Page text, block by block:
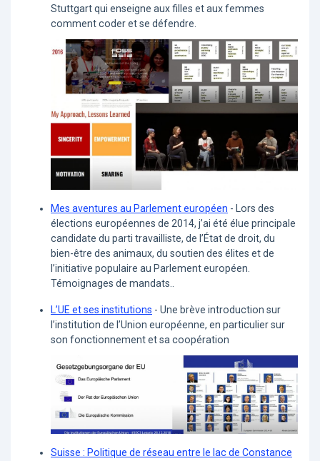
Stuttgart qui enseigne aux filles et aux femmes
comment coder et se défendre.
Mes aventures au Parlement européen - Lors des
élections européennes de 2014, j’ai été élue principale
candidate du parti travailliste, de l’État de droit, du
bien-être des animaux, du soutien des élites et de
l’initiative populaire au Parlement européen.
Témoignages de mandats..
L’UE et ses institutions - Une brève introduction sur
l’institution de l’Union européenne, en particulier sur
son fonctionnement et sa coopération
Suisse : Politique de réseau entre le lac de Constance